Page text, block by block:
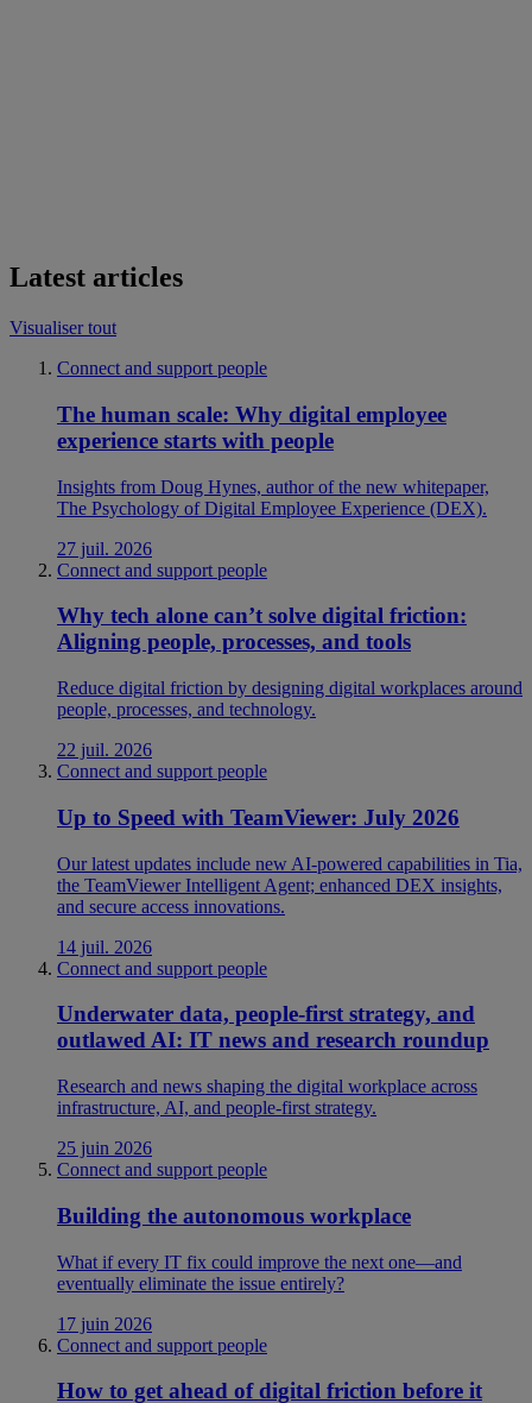
Latest articles
Visualiser tout
Connect and support people
The human scale: Why digital employee
experience starts with people
Insights from Doug Hynes, author of the new whitepaper,
The Psychology of Digital Employee Experience (DEX).
27 juil. 2026
Connect and support people
Why tech alone can’t solve digital friction:
Aligning people, processes, and tools
Reduce digital friction by designing digital workplaces around
people, processes, and technology.
22 juil. 2026
Connect and support people
Up to Speed with TeamViewer: July 2026
Our latest updates include new AI-powered capabilities in Tia,
the TeamViewer Intelligent Agent; enhanced DEX insights,
and secure access innovations.
14 juil. 2026
Connect and support people
Underwater data, people-first strategy, and
outlawed AI: IT news and research roundup
Research and news shaping the digital workplace across
infrastructure, AI, and people-first strategy.
25 juin 2026
Connect and support people
Building the autonomous workplace
What if every IT fix could improve the next one—and
eventually eliminate the issue entirely?
17 juin 2026
Connect and support people
How to get ahead of digital friction before it